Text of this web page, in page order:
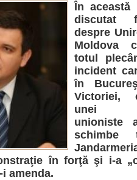
În această
discutat
despre
Moldova
totul
incident
în
Victoriei,
unei
unioniste
schimbe
în forţă şi i-a
amenda.